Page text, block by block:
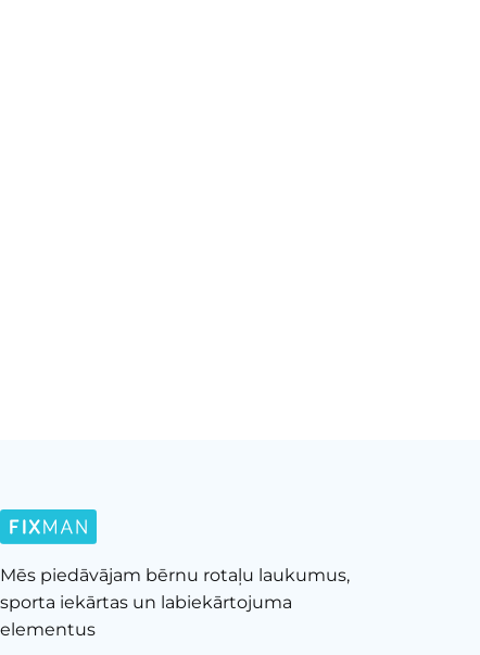
Mēs piedāvājam bērnu rotaļu laukumus,
sporta iekārtas un labiekārtojuma
elementus